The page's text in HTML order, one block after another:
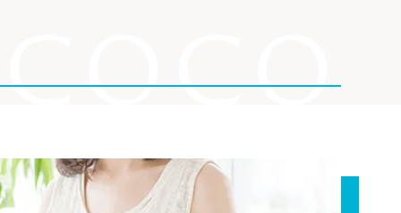
COCO